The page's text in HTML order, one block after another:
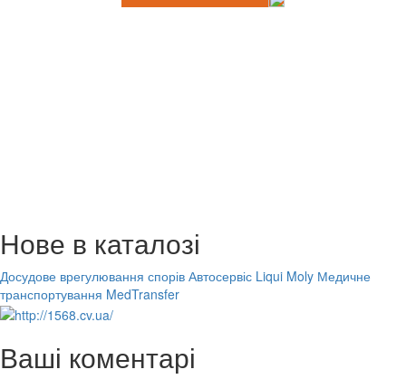
Нове в каталозі
Досудове врегулювання спорів Автосервіс Liqui Moly Медичне
транспортування MedTransfer
Ваші коментарі